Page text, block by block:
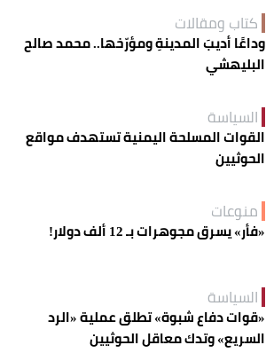
كتاب ومقالات
وداعًا أديبَ المدينةِ ومؤرّخها.. محمد صالح
البليهشي
السياسة
القوات المسلحة اليمنية تستهدف مواقع
الحوثيين
منوعات
«فأر» يسرق مجوهرات بـ 12 ألف دولار!
السياسة
«قوات دفاع شبوة» تطلق عملية «الرد
السريع» وتدك معاقل الحوثيين